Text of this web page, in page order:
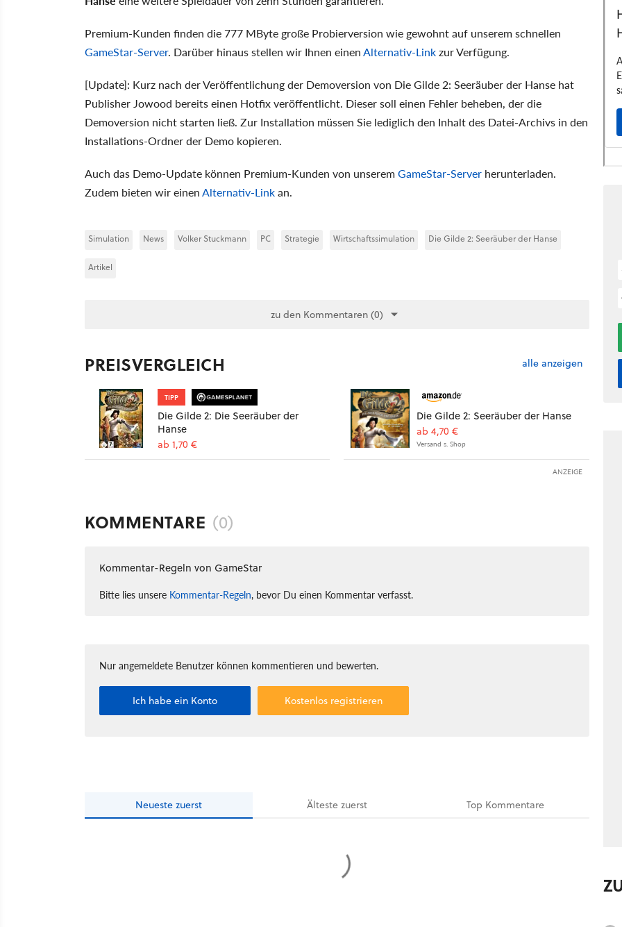
Premium-Kunden finden die 777 MByte große Probierversion wie gewohnt auf unserem schnellen
GameStar-Server. Darüber hinaus stellen wir Ihnen einenAlternativ-Linkzur Verfügung.
[Update]: Kurz nach der Veröffentlichung der Demoversion von Die Gilde 2: Seeräuber der Hanse hat
Publisher Jowood bereits einen Hotfix veröffentlicht. Dieser soll einen Fehler beheben, der die
Demoversion nicht starten ließ. Zur Installation müssen Sie lediglich den Inhalt des Datei-Archivs in den
Installations-Ordner der Demo kopieren.
Auch das Demo-Update können Premium-Kunden von unseremGameStar-Server herunterladen.
Zudem bieten wir einenAlternativ-Linkan.
Simulation News Volker Stuckmann PC Strategie Wirtschaftssimulation Die Gilde 2: Seeräuber der Hanse
Artikel
zu den Kommentaren (0)
PREISVERGLEICH alle anzeigen
TIPP
Die Gilde 2: Die Seeräuber der
Hanse
ab 1,70 €
Die Gilde 2: Seeräuber der Hanse
ab 4,70 €
Versand s. Shop
ANZEIGE
KOMMENTARE (0)
Kommentar-Regeln von GameStar
Bitte lies unsere Kommentar-Regeln, bevor Du einen Kommentar verfasst.
Nur angemeldete Benutzer können kommentieren und bewerten.
Ich habe ein Konto Kostenlos registrieren
Neueste zuerst Ältestezuerst Top Kommentare